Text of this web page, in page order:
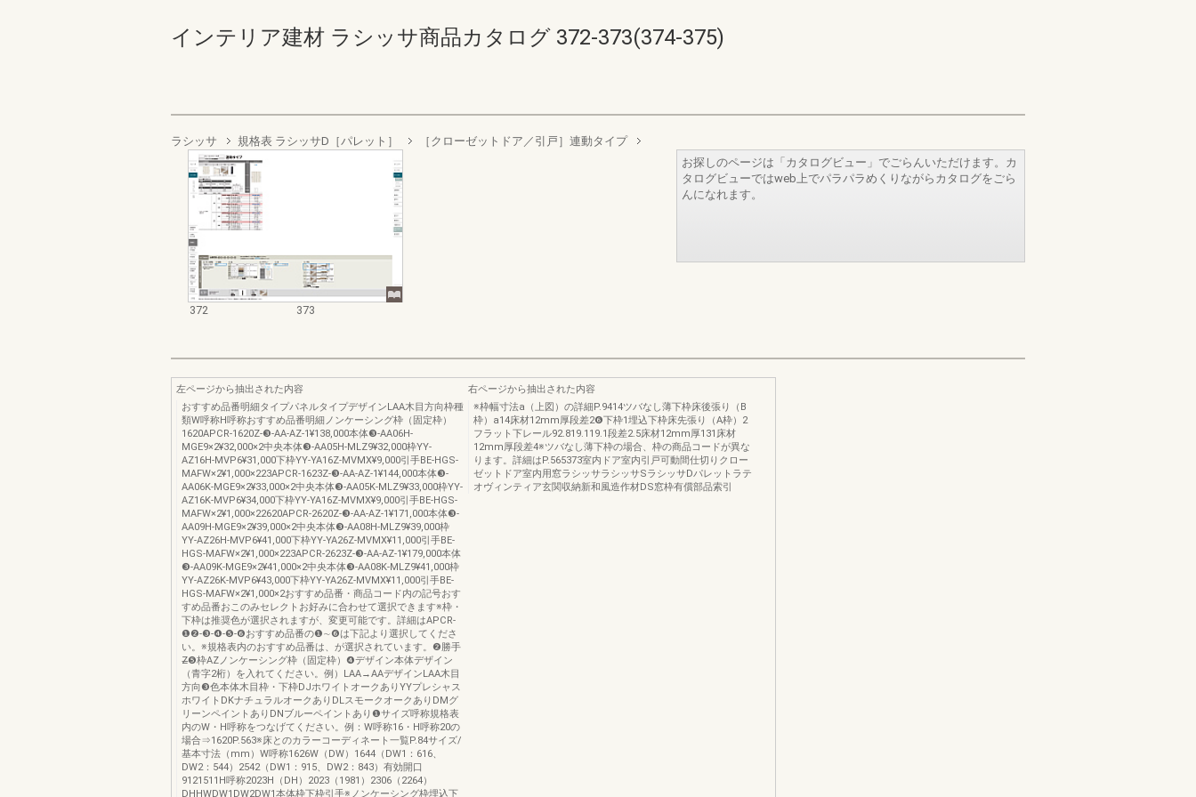
インテリア建材 ラシッサ商品カタログ 372-373(374-375)
ラシッサ 規格表 ラシッサD［パレット］ ［クローゼットドア／引戸］連動タイプ
372 373
お探しのページは「カタログビュー」でごらんいただけます。カ
タログビューではweb上でパラパラめくりながらカタログをごら
んになれます。
左ページから抽出された内容
おすすめ品番明細タイプパネルタイプデザインLAA木目方向枠種
類W呼称H呼称おすすめ品番明細ノンケーシング枠（固定枠）
1620APCR-1620Z-❸-AA-AZ-1¥138,000本体❸-AA06H-
MGE9×2¥32,000×2中央本体❸-AA05H-MLZ9¥32,000枠YY-
AZ16H-MVP6¥31,000下枠YY-YA16Z-MVMX¥9,000引手BE-HGS-
MAFW×2¥1,000×223APCR-1623Z-❸-AA-AZ-1¥144,000本体❸-
AA06K-MGE9×2¥33,000×2中央本体❸-AA05K-MLZ9¥33,000枠YY-
AZ16K-MVP6¥34,000下枠YY-YA16Z-MVMX¥9,000引手BE-HGS-
MAFW×2¥1,000×22620APCR-2620Z-❸-AA-AZ-1¥171,000本体❸-
AA09H-MGE9×2¥39,000×2中央本体❸-AA08H-MLZ9¥39,000枠
YY-AZ26H-MVP6¥41,000下枠YY-YA26Z-MVMX¥11,000引手BE-
HGS-MAFW×2¥1,000×223APCR-2623Z-❸-AA-AZ-1¥179,000本体
❸-AA09K-MGE9×2¥41,000×2中央本体❸-AA08K-MLZ9¥41,000枠
YY-AZ26K-MVP6¥43,000下枠YY-YA26Z-MVMX¥11,000引手BE-
HGS-MAFW×2¥1,000×2おすすめ品番・商品コード内の記号おす
すめ品番おこのみセレクトお好みに合わせて選択できます※枠・
下枠は推奨色が選択されますが、変更可能です。詳細はAPCR-
❶❷-❸-❹-❺-❻おすすめ品番の❶∼❻は下記より選択してくださ
い。※規格表内のおすすめ品番は、が選択されています。❷勝手
Z̶❺枠AZノンケーシング枠（固定枠）❹デザイン本体デザイン
（青字2桁）を入れてください。例）LAA→AAデザインLAA木目
方向❸色本体木目枠・下枠DJホワイトオークありYYプレシャス
ホワイトDKナチュラルオークありDLスモークオークありDMグ
リーンペイントありDNブルーペイントあり❶サイズ呼称規格表
内のW・H呼称をつなげてください。例：W呼称16・H呼称20の
場合⇒1620P.563※床とのカラーコーディネート一覧P.84サイズ/
基本寸法（mm）W呼称1626W（DW）1644（DW1：616、
DW2：544）2542（DW1：915、DW2：843）有効開口
9121511H呼称2023H（DH）2023（1981）2306（2264）
DHHWDW1DW2DW1本体枠下枠引手※ノンケーシング枠埋込下
右ページから抽出された内容
※枠幅寸法a（上図）の詳細P.9414ツバなし薄下枠床後張り（B
枠）a14床材12mm厚段差2❻下枠1埋込下枠床先張り（A枠）2
フラット下レール92.819.119.1段差2.5床材12mm厚131床材
12mm厚段差4※ツバなし薄下枠の場合、枠の商品コードが異な
ります。詳細はP.565373室内ドア室内引戸可動間仕切りクロー
ゼットドア室内用窓ラシッサラシッサSラシッサDパレットラテ
オヴィンティア玄関収納新和風造作材DS窓枠有償部品索引